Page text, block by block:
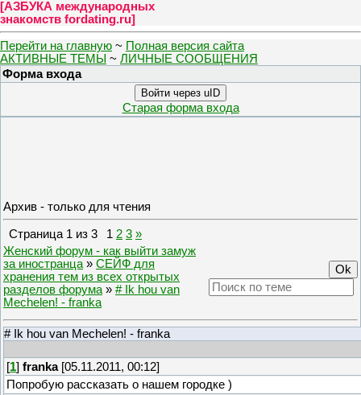
[АЗБУКА международных
знакомств fordating.ru]
Перейти на главную ~ Полная версия сайта
АКТИВНЫЕ ТЕМЫ ~ ЛИЧНЫЕ СООБЩЕНИЯ
Форма входа
Войти через uID
Старая форма входа
Архив - только для чтения
Страница 1 из 3 1 2 3 »
Женский форум - как выйти замуж
за иностранца » СЕЙФ для
хранения тем из всех открытых
разделов форума » # Ik hou van
Mechelen! - franka
# Ik hou van Mechelen! - franka
[1] franka[05.11.2011, 00:12]
Попробую рассказать о нашем городке )